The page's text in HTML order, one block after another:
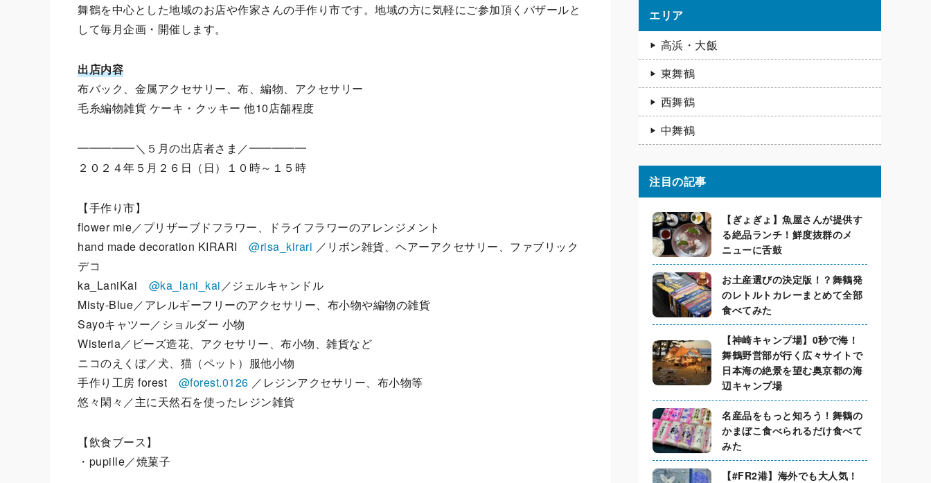
舞鶴を中⼼とした地域のお店や作家さんの⼿作り市です。地域の⽅に気軽にご参加頂くバザールと
して毎⽉企画・開催します。
出店内容
布バック、⾦属アクセサリー、布、編物、アクセサリー
⽑⽷編物雑貨 ケーキ・クッキー 他10店舗程度
━━━━━＼５月の出店者さま／━━━━━
２０２４年５月２６日（日）１０時～１５時
【手作り市】
flower mie／プリザーブドフラワー、ドライフラワーのアレンジメント
hand made decoration KIRARI @risa_kirari ／リボン雑貨、ヘアーアクセサリー、ファブリック
デコ
ka_LaniKai @ka_lani_kai ／ジェルキャンドル
Misty-Blue／アレルギーフリーのアクセサリー、布小物や編物の雑貨
Sayoキャツー／ショルダー 小物
Wisteria／ビーズ造花、アクセサリー、布小物、雑貨など
ニコのえくぼ／犬、猫（ペット）服他小物
手作り工房 forest @forest.0126 ／レジンアクセサリー、布小物等
悠々閑々／主に天然石を使ったレジン雑貨
【飲食ブース】
・pupille／焼菓子
エリア
高浜・大飯
東舞鶴
西舞鶴
中舞鶴
注目の記事
【ぎょぎょ】魚屋さんが提供す
る絶品ランチ！鮮度抜群のメ
ニューに舌鼓
お土産選びの決定版！？舞鶴発
のレトルトカレーまとめて全部
食べてみた
【神崎キャンプ場】0秒で海！
舞鶴野営部が行く広々サイトで
日本海の絶景を望む奥京都の海
辺キャンプ場
名産品をもっと知ろう！舞鶴の
かまぼこ食べられるだけ食べて
みた
【#FR2港】海外でも大人気！